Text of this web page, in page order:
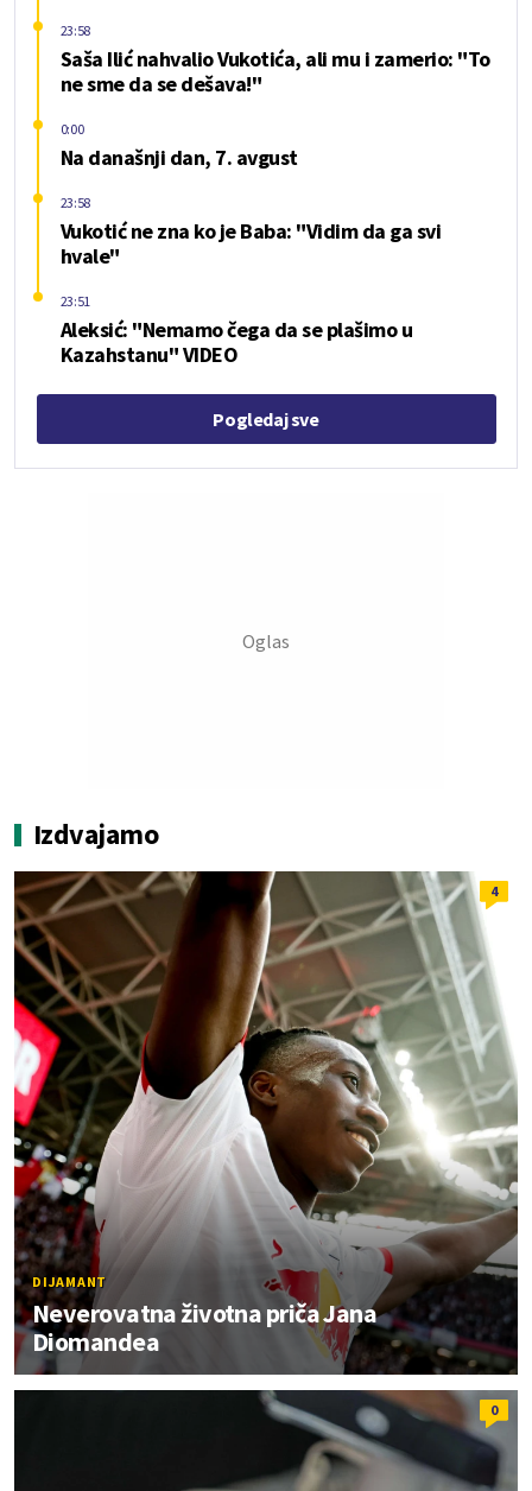
Saša Ilić nahvalio Vukotića, ali mu i zamerio: "To
ne sme da se dešava!"
23:58
Na današnji dan, 7. avgust
0:00
Vukotić ne zna ko je Baba: "Vidim da ga svi
hvale"
23:58
Aleksić: "Nemamo čega da se plašimo u
Kazahstanu" VIDEO
23:51
Pogledaj sve
Izdvajamo
4
DIJAMANT
Neverovatna životna priča Jana
Diomandea
0